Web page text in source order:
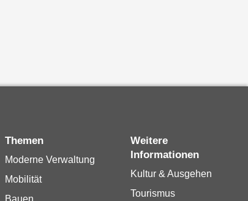
Themen
Moderne Verwaltung
Mobilität
Bauen
Weitere
Informationen
Kultur & Ausgehen
Tourismus